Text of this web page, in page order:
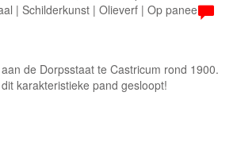
| Schilderkunst | Olieverf | Op paneel
de Dorpsstaat te Castricum rond 1900.
karakteristieke pand gesloopt!